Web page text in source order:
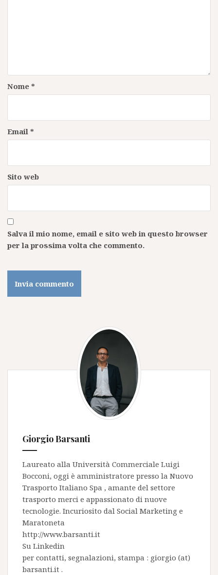
Nome *
Email *
Sito web
Salva il mio nome, email e sito web in questo browser
per la prossima volta che commento.
Giorgio Barsanti
Laureato alla Università Commerciale Luigi
Bocconi, oggi è amministratore presso la Nuovo
Trasporto Italiano Spa , amante del settore
trasporto merci e appassionato di nuove
tecnologie. Incuriosito dal Social Marketing e
Maratoneta
http://www.barsanti.it
Su Linkedin
per contatti, segnalazioni, stampa : giorgio (at)
barsanti.it .